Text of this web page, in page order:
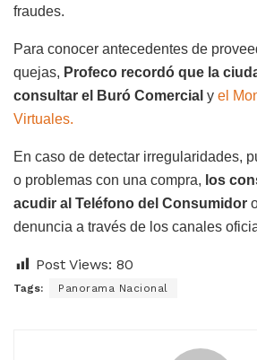
fraudes.
Para conocer antecedentes de
quejas, Profeco recordó que la
consultar el Buró Comercial y el
Virtuales.
En caso de detectar irregularidades,
o problemas con una compra, los
acudir al Teléfono del Consumidor
denuncia a través de los canales
Post Views: 80
Tags: Panorama Nacional